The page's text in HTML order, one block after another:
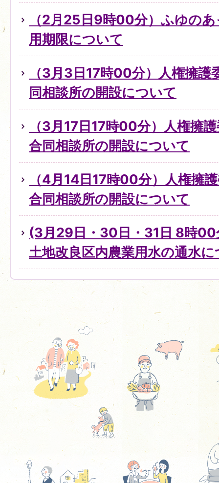
（2月25日9時00分）ふゆの
用期限について
（3月3日17時00分）人権擁護
同相談所の開設について
（3月17日17時00分）人権擁
合同相談所の開設について
（4月14日17時00分）人権擁
合同相談所の開設について
(3月29日・30日・31日 8時
土地改良区内農業用水の通水